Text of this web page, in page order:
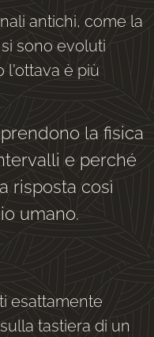
antichi, come la
sono evoluti
l'ottava è più
la fisica
e perché
risposta così
umano.
esattamente
tastiera di un